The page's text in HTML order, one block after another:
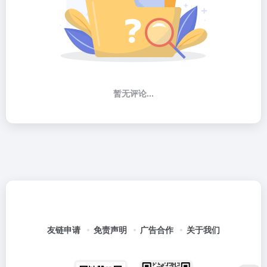
暂无评论...
友链申请 免责声明 广告合作 关于我们